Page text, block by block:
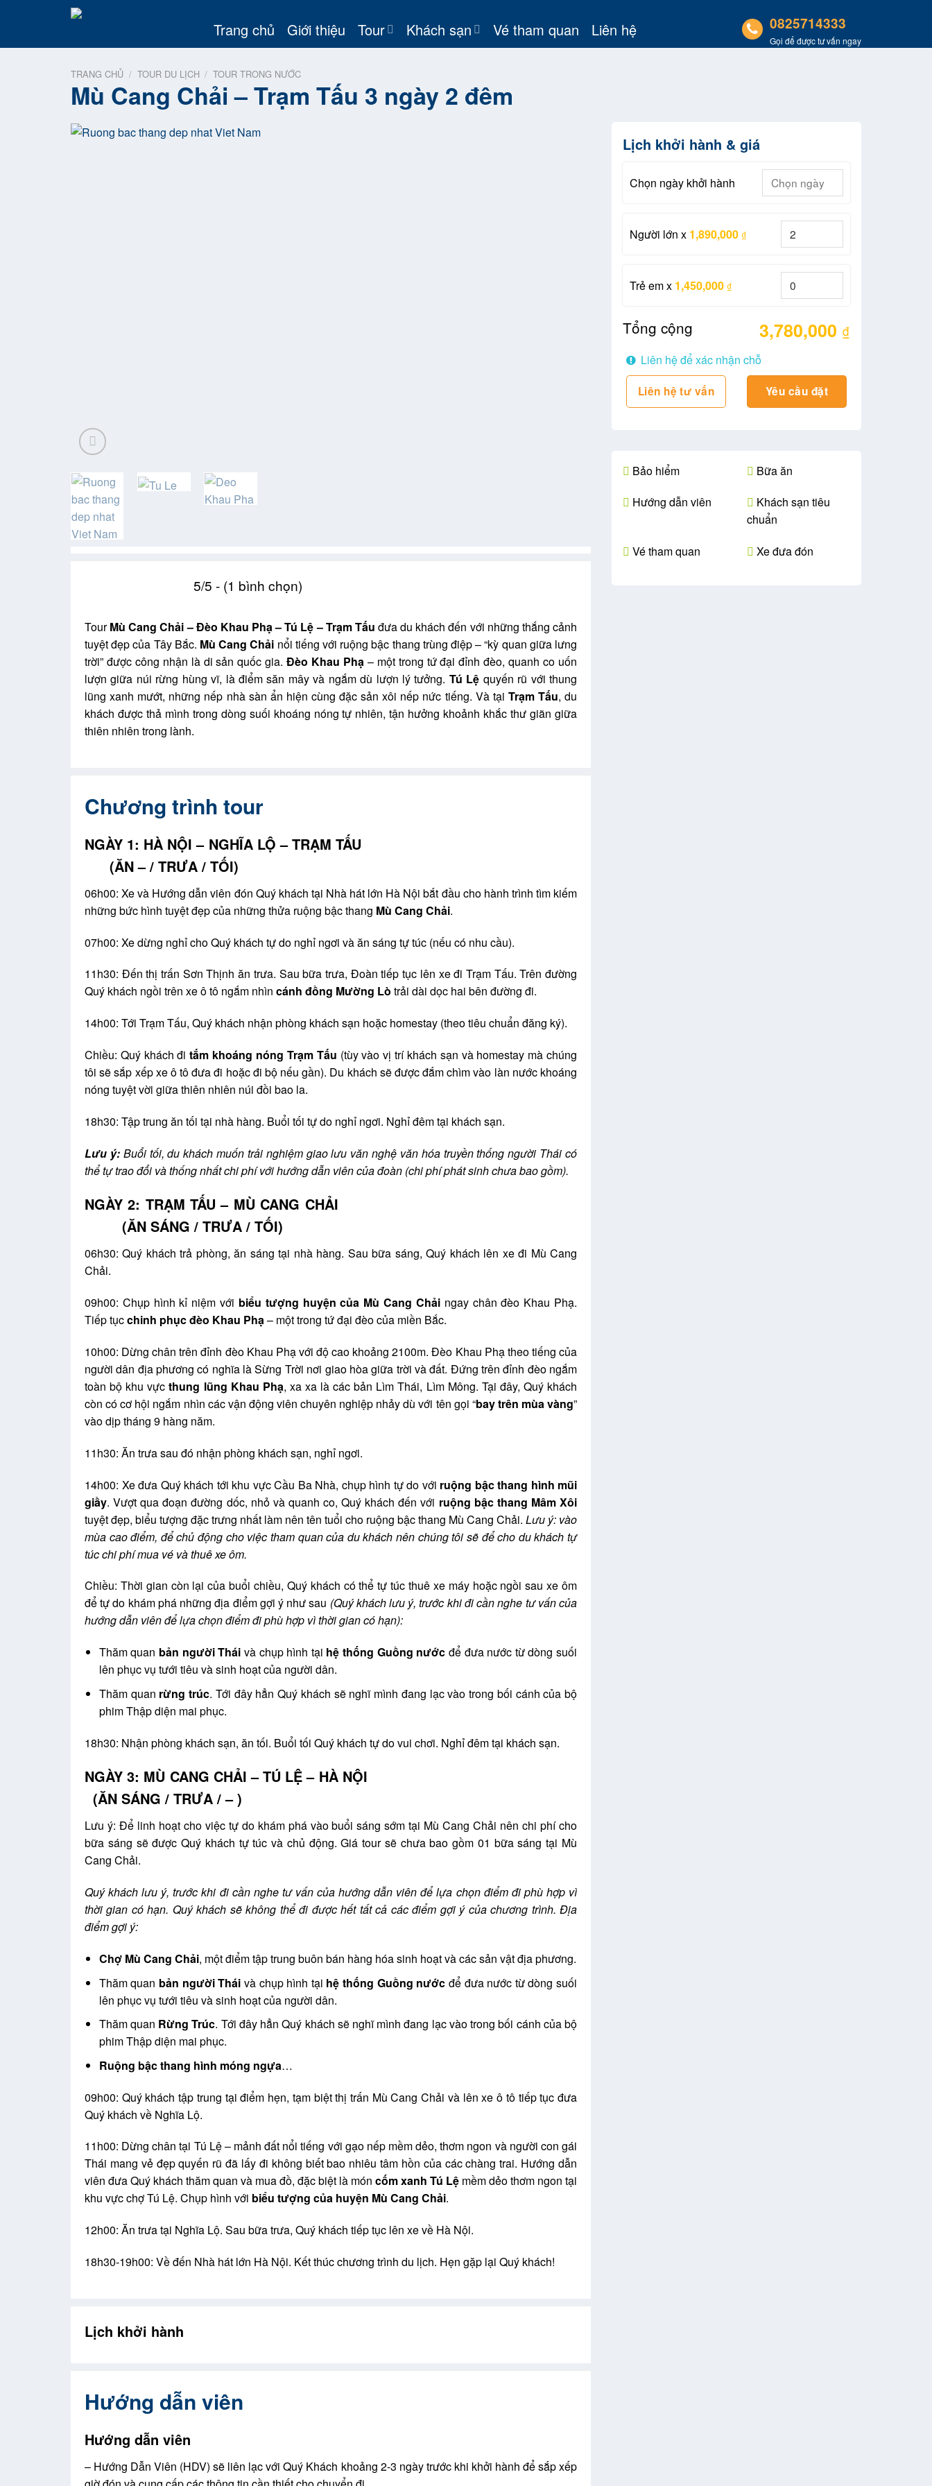
Trang chủ Giới thiệu Tour Khách sạn Vé tham quan Liên hệ 0825714333
Gọi để được tư vấn ngay
TRANG CHỦ / TOUR DU LỊCH / TOUR TRONG NƯỚC
Mù Cang Chải – Trạm Tấu 3 ngày 2 đêm
5/5 - (1 bình chọn)
TourMù Cang Chải – Đèo Khau Phạ – Tú Lệ – Trạm Tấu đưa du khách đến với những thắng cảnh
tuyệt đẹp của Tây Bắc. Mù Cang Chải nổi tiếng với ruộng bậc thang trùng điệp – “kỳ quan giữa lưng
trời” được công nhận là di sản quốc gia.Đèo Khau Phạ– một trong tứ đại đỉnh đèo, quanh co uốn
lượn giữa núi rừng hùng vĩ, là điểm săn mây và ngắm dù lượn lý tưởng. Tú Lệ quyến rũ với thung
lũng xanh mướt, những nếp nhà sàn ẩn hiện cùng đặc sản xôi nếp nức tiếng. Và tại Trạm Tấu, du
khách được thả mình trong dòng suối khoáng nóng tự nhiên, tận hưởng khoảnh khắc thư giãn giữa
thiên nhiên trong lành.
Chương trình tour
NGÀY 1: HÀ NỘI – NGHĨA LỘ – TRẠM TẤU
(ĂN – / TRƯA / TỐI)
06h00: Xe và Hướng dẫn viên đón Quý khách tại Nhà hát lớn Hà Nội bắt đầu cho hành trình tìm kiếm
những bức hình tuyệt đẹp của những thửa ruộng bậc thang Mù Cang Chải.
07h00: Xe dừng nghỉ cho Quý khách tự do nghỉ ngơi và ăn sáng tự túc (nếu có nhu cầu).
11h30: Đến thị trấn Sơn Thịnh ăn trưa. Sau bữa trưa, Đoàn tiếp tục lên xe đi Trạm Tấu. Trên đường
Quý khách ngồi trên xe ô tô ngắm nhìn cánh đồng Mường Lò trải dài dọc hai bên đường đi.
14h00: Tới Trạm Tấu, Quý khách nhận phòng khách sạn hoặc homestay (theo tiêu chuẩn đăng ký).
Chiều: Quý khách đitắm khoáng nóng Trạm Tấu (tùy vào vị trí khách sạn và homestay mà chúng
tôi sẽ sắp xếp xe ô tô đưa đi hoặc đi bộ nếu gần). Du khách sẽ được đắm chìm vào làn nước khoáng
nóng tuyệt vời giữa thiên nhiên núi đồi bao la.
18h30: Tập trung ăn tối tại nhà hàng. Buổi tối tự do nghỉ ngơi. Nghỉ đêm tại khách sạn.
Lưu ý:Buổi tối, du khách muốn trải nghiệm giao lưu văn nghệ văn hóa truyền thống người Thái có
thể tự trao đổi và thống nhất chi phí với hướng dẫn viên của đoàn (chi phí phát sinh chưa bao gồm).
NGÀY 2: TRẠM TẤU – MÙ CANG CHẢI
(ĂN SÁNG / TRƯA / TỐI)
06h30: Quý khách trả phòng, ăn sáng tại nhà hàng. Sau bữa sáng, Quý khách lên xe đi Mù Cang
Chải.
09h00: Chụp hình kỉ niệm với biểu tượng huyện của Mù Cang Chảingay chân đèo Khau Phạ.
Tiếp tụcchinh phục đèo Khau Phạ– một trong tứ đại đèo của miền Bắc.
10h00: Dừng chân trên đỉnh đèo Khau Phạ với độ cao khoảng 2100m. Đèo Khau Phạ theo tiếng của
người dân địa phương có nghĩa là Sừng Trời nơi giao hòa giữa trời và đất. Đứng trên đỉnh đèo ngắm
toàn bộ khu vựcthung lũng Khau Phạ, xa xa là các bản Lìm Thái, Lìm Mông. Tại đây, Quý khách
còn có cơ hội ngắm nhìn các vận động viên chuyên nghiệp nhảy dù với tên gọi “bay trên mùa vàng”
vào dịp tháng 9 hàng năm.
11h30: Ăn trưa sau đó nhận phòng khách sạn, nghỉ ngơi.
14h00: Xe đưa Quý khách tới khu vực Cầu Ba Nhà, chụp hình tự do với ruộng bậc thang hình mũi
giầy. Vượt qua đoạn đường dốc, nhỏ và quanh co, Quý khách đến với ruộng bậc thang Mâm Xôi
tuyệt đẹp, biểu tượng đặc trưng nhất làm nên tên tuổi cho ruộng bậc thang Mù Cang Chải. Lưu ý: vào
mùa cao điểm, để chủ động cho việc tham quan của du khách nên chúng tôi sẽ để cho du khách tự
túc chi phí mua vé và thuê xe ôm.
Chiều: Thời gian còn lại của buổi chiều, Quý khách có thể tự túc thuê xe máy hoặc ngồi sau xe ôm
để tự do khám phá những địa điểm gợi ý như sau (Quý khách lưu ý, trước khi đi cần nghe tư vấn của
hướng dẫn viên để lựa chọn điểm đi phù hợp vì thời gian có hạn):
Thăm quan bản người Thái và chụp hình tại hệ thống Guồng nước để đưa nước từ dòng suối
lên phục vụ tưới tiêu và sinh hoạt của người dân.
Thăm quan rừng trúc. Tới đây hẳn Quý khách sẽ nghĩ mình đang lạc vào trong bối cánh của bộ
phim Thập diện mai phục.
18h30: Nhận phòng khách sạn, ăn tối. Buổi tối Quý khách tự do vui chơi. Nghỉ đêm tại khách sạn.
NGÀY 3: MÙ CANG CHẢI – TÚ LỆ – HÀ NỘI
(ĂN SÁNG / TRƯA / – )
Lưu ý: Để linh hoạt cho việc tự do khám phá vào buổi sáng sớm tại Mù Cang Chải nên chi phí cho
bữa sáng sẽ được Quý khách tự túc và chủ động. Giá tour sẽ chưa bao gồm 01 bữa sáng tại Mù
Cang Chải.
Quý khách lưu ý, trước khi đi cần nghe tư vấn của hướng dẫn viên để lựa chọn điểm đi phù hợp vì
thời gian có hạn. Quý khách sẽ không thể đi được hết tất cả các điểm gợi ý của chương trình. Địa
điểm gợi ý:
Chợ Mù Cang Chải, một điểm tập trung buôn bán hàng hóa sinh hoạt và các sản vật địa phương.
Thăm quan bản người Thái và chụp hình tại hệ thống Guồng nước để đưa nước từ dòng suối
lên phục vụ tưới tiêu và sinh hoạt của người dân.
Thăm quan Rừng Trúc. Tới đây hẳn Quý khách sẽ nghĩ mình đang lạc vào trong bối cánh của bộ
phim Thập diện mai phục.
Ruộng bậc thang hình móng ngựa…
09h00: Quý khách tập trung tại điểm hẹn, tạm biệt thị trấn Mù Cang Chải và lên xe ô tô tiếp tục đưa
Quý khách về Nghĩa Lộ.
11h00: Dừng chân tại Tú Lệ – mảnh đất nổi tiếng với gạo nếp mềm dẻo, thơm ngon và người con gái
Thái mang vẻ đẹp quyến rũ đã lấy đi không biết bao nhiêu tâm hồn của các chàng trai. Hướng dẫn
viên đưa Quý khách thăm quan và mua đồ, đặc biệt là món cốm xanh Tú Lệ mềm dẻo thơm ngon tại
khu vực chợ Tú Lệ. Chụp hình với biểu tượng của huyện Mù Cang Chải.
12h00: Ăn trưa tại Nghĩa Lộ. Sau bữa trưa, Quý khách tiếp tục lên xe về Hà Nội.
18h30-19h00: Về đến Nhà hát lớn Hà Nội. Kết thúc chương trình du lịch. Hẹn gặp lại Quý khách!
Lịch khởi hành
Hướng dẫn viên
Hướng dẫn viên
– Hướng Dẫn Viên (HDV) sẽ liên lạc với Quý Khách khoảng 2-3 ngày trước khi khởi hành để sắp xếp
Lịch khởi hành & giá
Chọn ngày khởi hành
Người lớn x 1,890,000 ₫
Trẻ emx 1,450,000 ₫
Tổng cộng 3,780,000 ₫
Liên hệ để xác nhận chỗ
Liên hệ tư vấn Yêu cầu đặt
Bảo hiểm
Bữa ăn
Hướng dẫn viên
Khách sạn tiêu
chuẩn
Vé tham quan
Xe đưa đón